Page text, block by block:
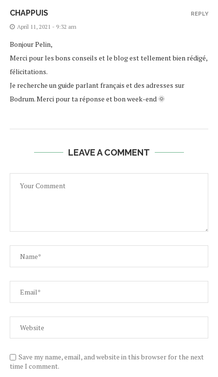
CHAPPUIS
April 11, 2021 - 9:32 am
Bonjour Pelin,
Merci pour les bons conseils et le blog est tellement bien rédigé,
félicitations.
Je recherche un guide parlant français et des adresses sur
Bodrum. Merci pour ta réponse et bon week-end 🌞
REPLY
LEAVE A COMMENT
Save my name, email, and website in this browser for the next
time I comment.